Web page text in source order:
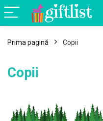
Prima pagină Copii
Copii